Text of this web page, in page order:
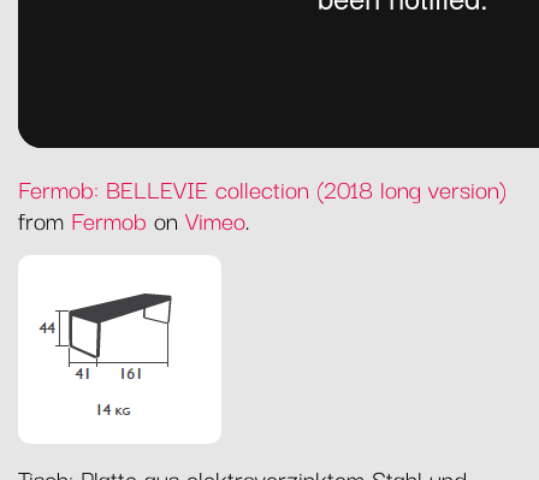
Fermob: BELLEVIE collection (2018 long version)
from Fermob on Vimeo.